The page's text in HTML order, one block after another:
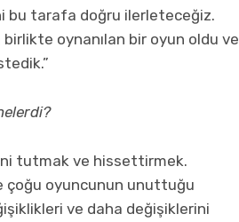
bu tarafa doğru ilerleteceğiz.
oynanılan bir oyun oldu ve
tutmak ve hissettirmek.
çoğu oyuncunun unuttuğu
ve daha değişiklerini